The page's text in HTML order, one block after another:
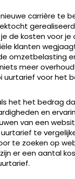
carrière te
de kosten voor
klanten
omzetbelasting
meer
uurtarief voor het
het het bedrag
en
van een
te
te zoeken op
er een aantal